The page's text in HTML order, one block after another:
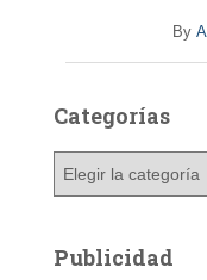
By
Categorías
g
Publicidad